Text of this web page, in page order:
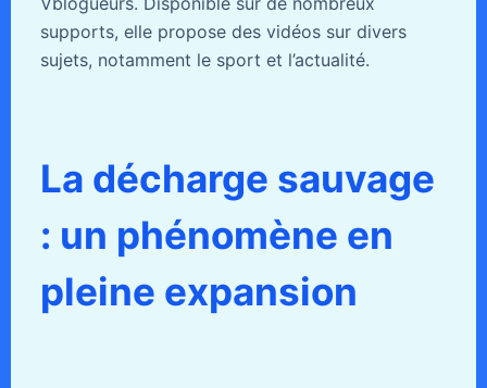
supports, elle propose des vidéos sur divers
sujets, notamment le sport et l’actualité.
La décharge sauvage
: un phénomène en
pleine expansion